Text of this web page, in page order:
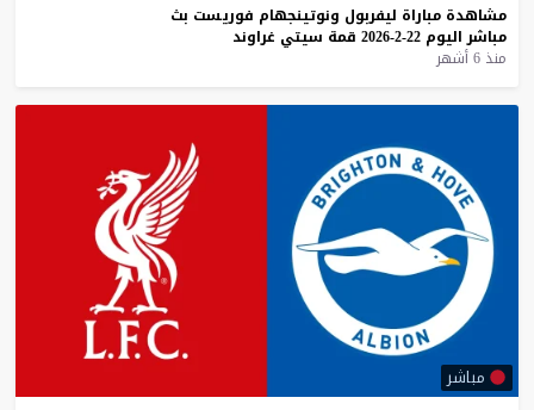
مشاهدة مباراة ليفربول ونوتينجهام فوريست بث
مباشر اليوم 22-2-2026 قمة سيتي غراوند
منذ 6 أشهر
مباشر